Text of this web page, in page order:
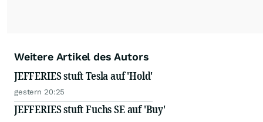
Weitere Artikel des Autors
JEFFERIES stuft Tesla auf 'Hold'
gestern 20:25
JEFFERIES stuft Fuchs SE auf 'Buy'